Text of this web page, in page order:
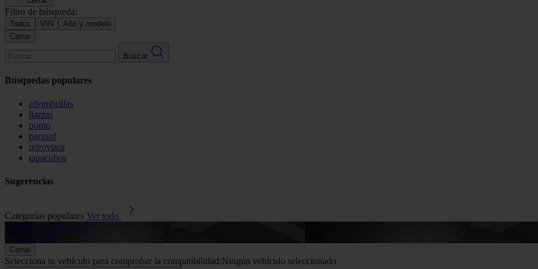
Filtro de búsqueda:
Todos VIN
Año y modelo
Cerrar
Buscar
Búsquedas populares
alfombrillas
llantas
pomo
parasol
retrovisor
tapacubos
Sugerencias
Categorías populares Ver todo
Alfombrillas de goma
Ver productos
Cerrar
Selecciona tu vehículo para comprobar la compatibilidad:Ningún vehículo seleccionado